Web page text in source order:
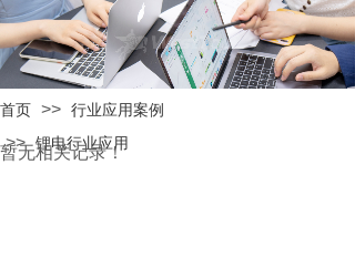
首页 >> 行业应用案例
>> 锂电行业应用
暂无相关记录！